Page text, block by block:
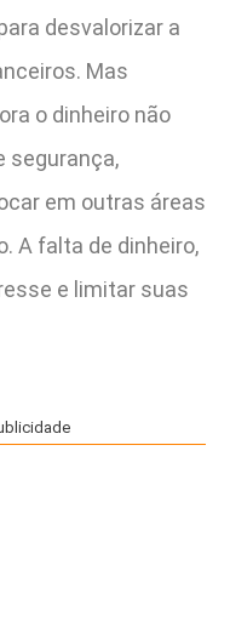
desvalorizar a
Mas
o dinheiro não
segurança,
em outras áreas
A falta de dinheiro,
e limitar suas